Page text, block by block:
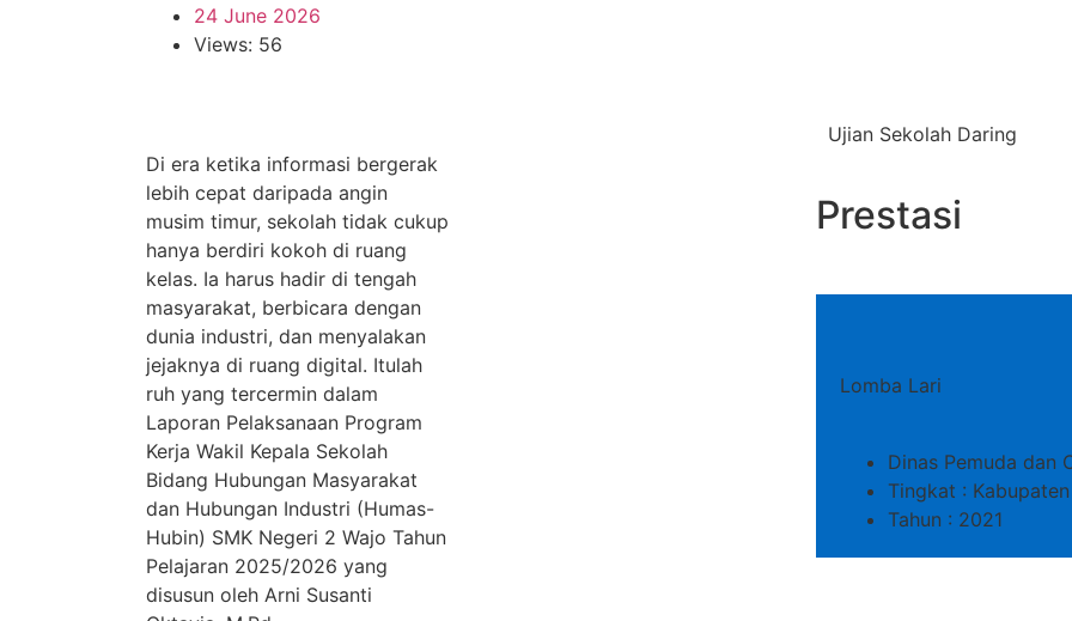
24 June 2026
Views: 56
Di era ketika informasi bergerak
lebih cepat daripada angin
musim timur, sekolah tidak cukup
hanya berdiri kokoh di ruang
kelas. Ia harus hadir di tengah
masyarakat, berbicara dengan
dunia industri, dan menyalakan
jejaknya di ruang digital. Itulah
ruh yang tercermin dalam
Laporan Pelaksanaan Program
Kerja Wakil Kepala Sekolah
Bidang Hubungan Masyarakat
dan Hubungan Industri (Humas-
Hubin) SMK Negeri 2 Wajo Tahun
Pelajaran 2025/2026 yang
disusun oleh Arni Susanti
Ujian Sekolah Daring
Prestasi
Lomba Lari
Dinas Pemuda dan
Tingkat : Kabupaten
Tahun : 2021